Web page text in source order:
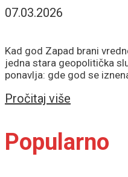
07.03.2026
Kad god Zapad brani
jedna stara geopolitička
ponavlja: gde god se
Pročitaj više
Popularno